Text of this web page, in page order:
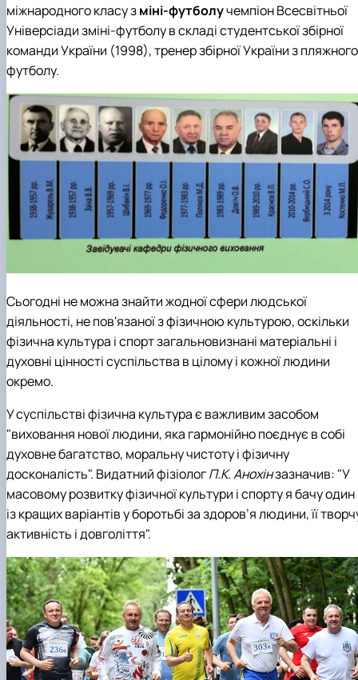
міжнародного класу зміні-футболучемпіон Всесвітньої
Універсіади зміні-футболу в складі студентської збірної
команди України (1998), тренер збірної України з пляжного
футболу.
Сьогодні не можна знайти жодної сфери людської
діяльності, не пов'язаної з фізичною культурою, оскільки
фізична культура і спорт загальновизнані матеріальні і
духовні цінності суспільства в цілому і кожної людини
окремо.
У суспільстві фізична культура є важливим засобом
"виховання нової людини, яка гармонійно поєднує в собі
духовне багатство, моральну чистоту і фізичну
досконалість". Видатний фізіологП.К. Анохінзазначив: "У
масовому розвитку фізичної культури і спорту я бачу один
із кращих варіантів у боротьбі за здоров’я людини, її
активність і довголіття".